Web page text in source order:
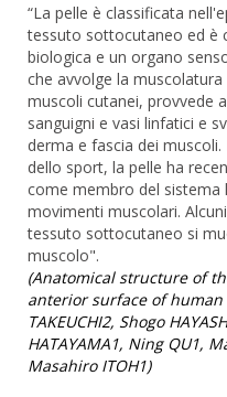
“La pelle è classificata
tessuto sottocutaneo ed è
biologica e un organo
che avvolge la
muscoli cutanei, provvede
sanguigni e vasi linfatici e
derma e fascia dei
dello sport, la pelle ha
come membro del
movimenti muscolari.
tessuto sottocutaneo si
muscolo".
(Anatomical structure of
anterior surface of human
TAKEUCHI2, Shogo
HATAYAMA1, Ning QU1,
Masahiro ITOH1)